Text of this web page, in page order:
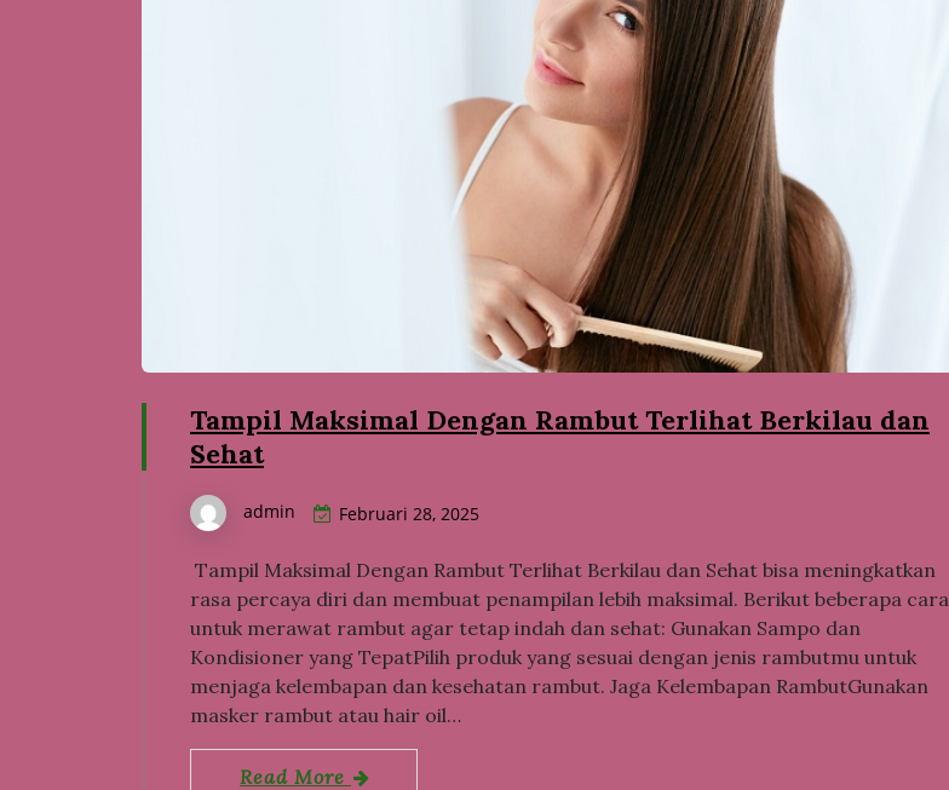
Tampil Maksimal Dengan Rambut Terlihat Berkilau dan
Sehat
admin Februari 28, 2025
Tampil Maksimal Dengan Rambut Terlihat Berkilau dan Sehat bisa meningkatkan
rasa percaya diri dan membuat penampilan lebih maksimal. Berikut beberapa cara
untuk merawat rambut agar tetap indah dan sehat: Gunakan Sampo dan
Kondisioner yang TepatPilih produk yang sesuai dengan jenis rambutmu untuk
menjaga kelembapan dan kesehatan rambut. Jaga Kelembapan RambutGunakan
masker rambut atau hair oil…
Read More